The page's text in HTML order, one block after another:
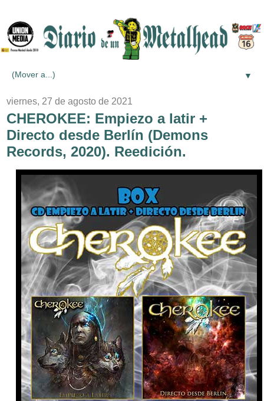
▼
viernes, 27 de agosto de 2021
CHEROKEE: Empiezo a latir +
Directo desde Berlín (Demons
Records, 2020). Reedición.